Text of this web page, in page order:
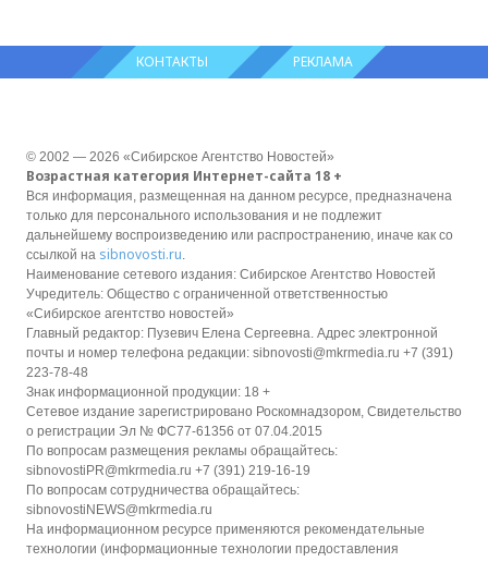
КОНТАКТЫ РЕКЛАМА
© 2002 — 2026 «Сибирское Агентство Новостей»
Возрастная категория Интернет-сайта 18 +
Вся информация, размещенная на данном ресурсе, предназначена
только для персонального использования и не подлежит
дальнейшему воспроизведению или распространению, иначе как со
ссылкой на sibnovosti.ru
Наименование сетевого издания: Сибирское Агентство Новостей
Учредитель: Общество с ограниченной ответственностью
«Сибирское агентство новостей»
Главный редактор: Пузевич Елена Сергеевна. Адрес электронной
почты и номер телефона редакции: sibnovosti@mkrmedia.ru +7 (391)
223-78-48
Знак информационной продукции: 18 +
Сетевое издание зарегистрировано Роскомнадзором, Свидетельство
о регистрации Эл № ФС77-61356 от 07.04.2015
По вопросам размещения рекламы обращайтесь:
sibnovostiPR@mkrmedia.ru +7 (391) 219-16-19
По вопросам сотрудничества обращайтесь:
sibnovostiNEWS@mkrmedia.ru
На информационном ресурсе применяются рекомендательные
технологии (информационные технологии предоставления